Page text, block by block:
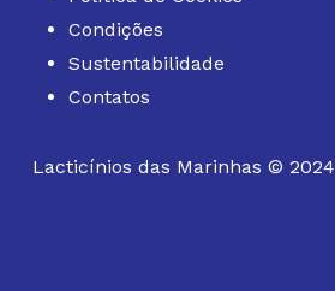
Condições
Sustentabilidade
Contatos
Lacticínios das Marinhas © 2024